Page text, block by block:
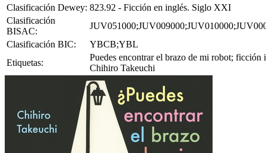
Clasificación Dewey: 823.92 - Ficción en inglés. Siglo XXI
Clasificación
BISAC:
Clasificación BIC:
YBCB;YBL
Etiquetas:
Puedes encontrar el brazo de mi robot;
Chihiro Takeuchi